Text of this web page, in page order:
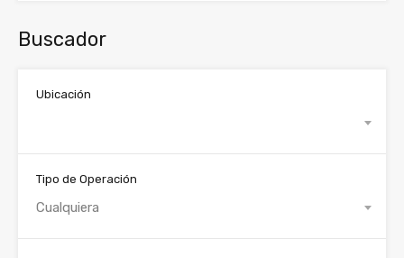
Buscador
Ubicación
Tipo de Operación
Cualquiera